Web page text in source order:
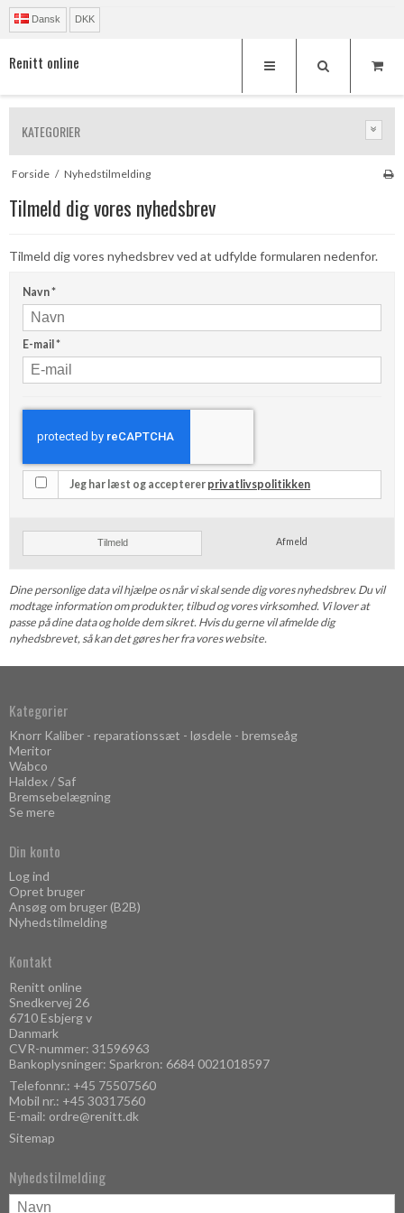
Dansk DKK
Renitt online
KATEGORIER
Forside / Nyhedstilmelding
Tilmeld dig vores nyhedsbrev
Tilmeld dig vores nyhedsbrev ved at udfylde formularen nedenfor.
Navn*
E-mail *
Jeg har læst og accepterer privatlivspolitikken
Tilmeld Afmeld
Dine personlige data vil hjælpe os når vi skal sende dig vores nyhedsbrev. Du vil
modtage information om produkter, tilbud og vores virksomhed. Vi lover at
passe på dine data og holde dem sikret. Hvis du gerne vil afmelde dig
nyhedsbrevet, så kan det gøres her fra vores website.
Kategorier
Knorr Kaliber - reparationssæt - løsdele - bremseåg
Meritor
Wabco
Haldex / Saf
Bremsebelægning
Se mere
Din konto
Log ind
Opret bruger
Ansøg om bruger (B2B)
Nyhedstilmelding
Kontakt
Renitt online
Snedkervej 26
6710 Esbjerg v
Danmark
CVR-nummer: 31596963
Bankoplysninger: Sparkron: 6684 0021018597
Telefonnr.: +45 75507560
Mobil nr.: +45 30317560
E-mail: ordre@renitt.dk
Sitemap
Nyhedstilmelding